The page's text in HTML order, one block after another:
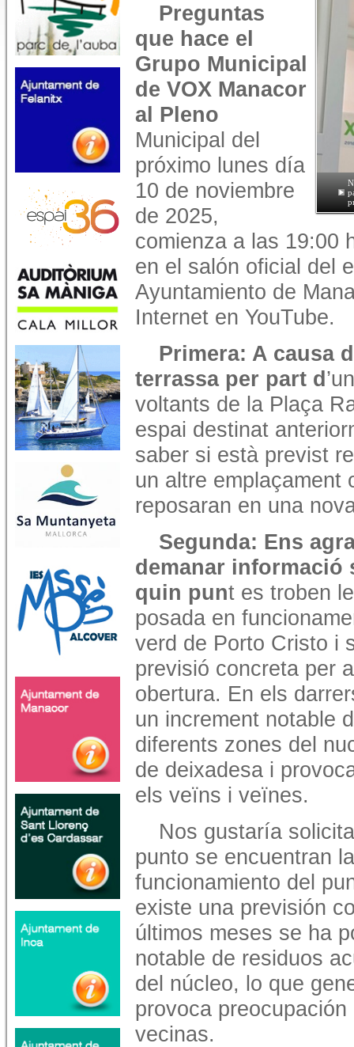
Preguntas
que hace el
Grupo Municipal
de VOX Manacor
al Pleno
Municipal del
próximo lunes día
10 de noviembre
de 2025,
comienza a las 19:00
en el salón oficial del
Ayuntamiento de
Internet en YouTube.
Primera: A causa
terrassa per part d
voltants de la Plaça
espai destinat
saber si està previst
un altre emplaçament
reposaran en una
Segunda: Ens
demanar informació
quin punt es troben
posada en
verd de Porto Cristo i
previsió concreta per
obertura. En els
un increment notable
diferents zones del
de deixadesa i
els veïns i veïnes.
Nos gustaría
punto se encuentran
funcionamiento del
existe una previsión
últimos meses se ha
notable de residuos
del núcleo, lo que
provoca
vecinas.